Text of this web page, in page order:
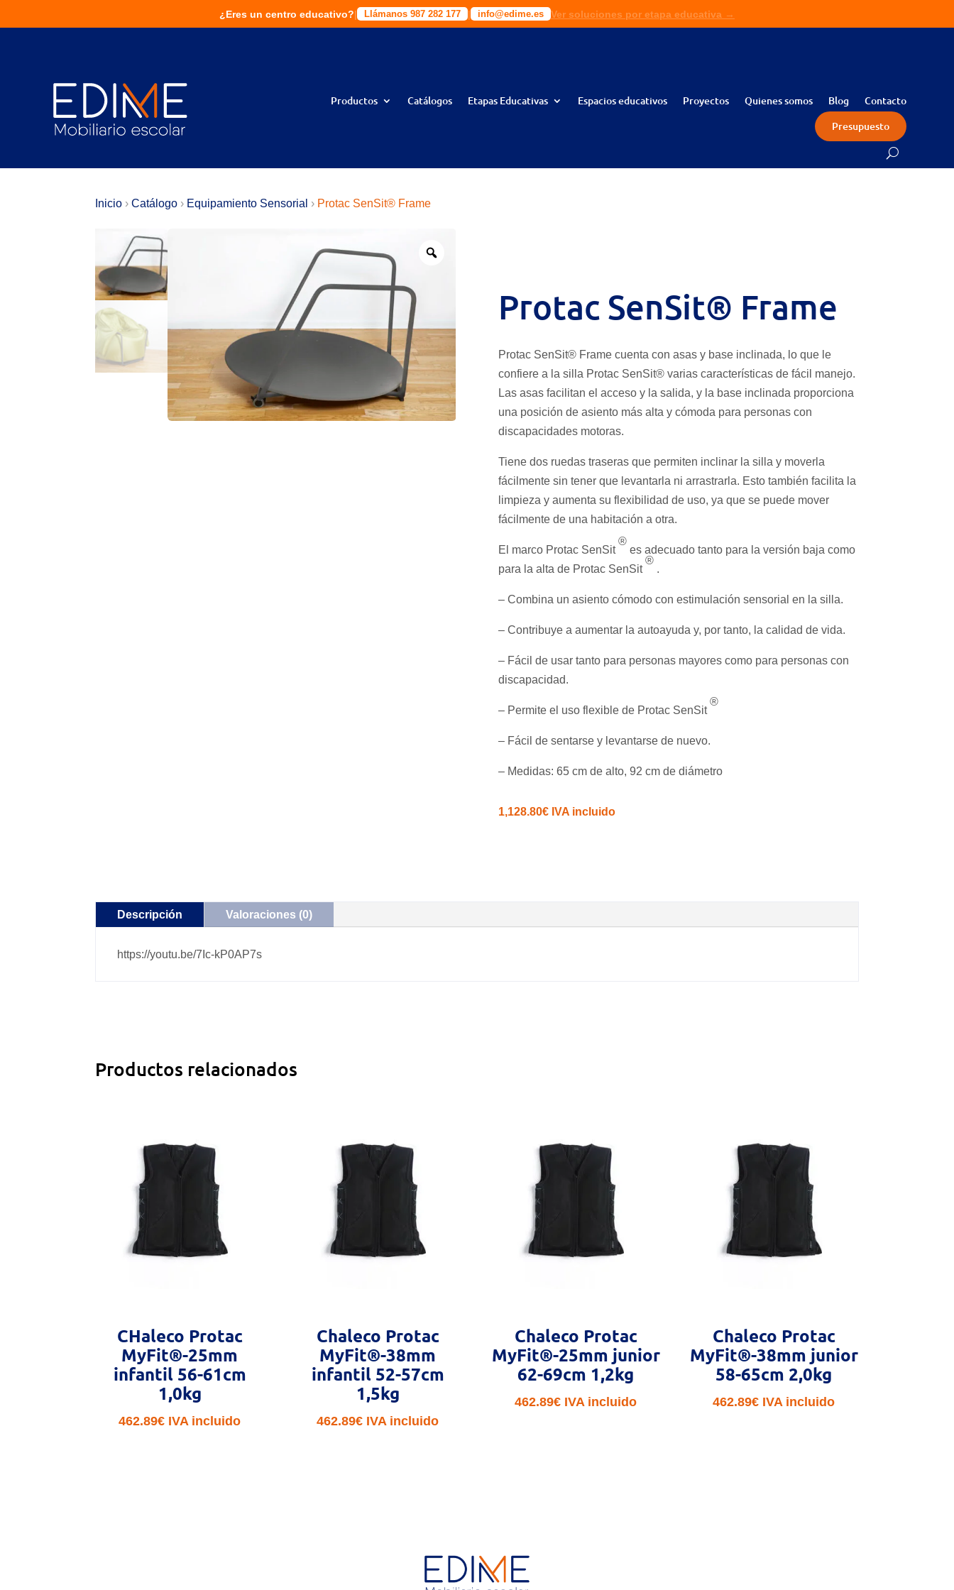
¿Eres un centro educativo? ¡Soluciones a tu medida! | Llámanos 987 282 177 | info@edime.es Solicita presupuesto sin compromiso →
¿Eres un centro educativo?| Llámanos 987 282 177 | info@edime.es Ver soluciones por etapa educativa →
Productos Catálogos Etapas Educativas Espacios educativos Proyectos Quienes somos Blog
Contacto
Presupuesto
Inicio › Catálogo › Equipamiento Sensorial › Protac SenSit® Frame
Protac SenSit® Frame
Protac SenSit® Frame cuenta con asas y base inclinada, lo que le
confiere a la silla Protac SenSit® varias características de fácil manejo.
Las asas facilitan el acceso y la salida, y la base inclinada proporciona
una posición de asiento más alta y cómoda para personas con
discapacidades motoras.
Tiene dos ruedas traseras que permiten inclinar la silla y moverla
fácilmente sin tener que levantarla ni arrastrarla. Esto también facilita la
limpieza y aumenta su flexibilidad de uso, ya que se puede mover
fácilmente de una habitación a otra.
El marco Protac SenSit
®
es adecuado tanto para la versión baja como
para la alta de Protac SenSit
®
.
– Combina un asiento cómodo con estimulación sensorial en la silla.
– Contribuye a aumentar la autoayuda y, por tanto, la calidad de vida.
– Fácil de usar tanto para personas mayores como para personas con
discapacidad.
– Permite el uso flexible de Protac SenSit
®
– Fácil de sentarse y levantarse de nuevo.
– Medidas: 65 cm de alto, 92 cm de diámetro
1,128.80€ IVA incluido
Descripción Valoraciones (0)
https://youtu.be/7Ic-kP0AP7s
Productos relacionados
CHaleco Protac
MyFit®-25mm
infantil 56-61cm
1,0kg
462.89€ IVA incluido
Chaleco Protac
MyFit®-38mm
infantil 52-57cm
1,5kg
462.89€ IVA incluido
Chaleco Protac
MyFit®-25mm junior
62-69cm 1,2kg
462.89€ IVA incluido
Chaleco Protac
MyFit®-38mm junior
58-65cm 2,0kg
462.89€ IVA incluido